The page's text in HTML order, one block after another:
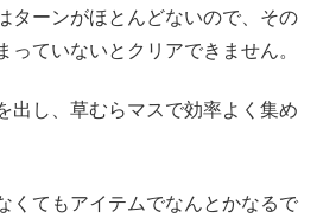
ターンがほとんどないので、その
っていないとクリアできません。
出し、草むらマスで効率よく集め
くてもアイテムでなんとかなるで